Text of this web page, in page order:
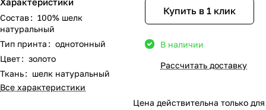
Состав: 100% шелк
натуральный
Тип принта : однотонный
Цвет: золото
Ткань: шелк натуральный
Все характеристики
Купить в 1 клик
В наличии
Рассчитать доставку
Цена действительна только для